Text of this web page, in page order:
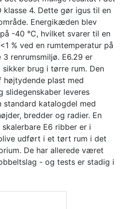
klasse 4. Dette gør igus til en
Energikæden blev
-40 °C, hvilket svarer til en
% ved en rumtemperatur på
3 renrumsmiljø. E6.29 er
brug i tørre rum. Den
plast med
leveres
katalogdel med
bredder og radier. En
E6 ribber er i
udført i et tørt rum i det
De har allerede været
- og tests er stadig i